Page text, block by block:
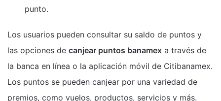
punto.
Los usuarios pueden consultar su saldo de puntos y
las opciones de canjear puntos banamex a través de
la banca en línea o la aplicación móvil de Citibanamex.
Los puntos se pueden canjear por una variedad de
premios, como vuelos, productos, servicios y más.